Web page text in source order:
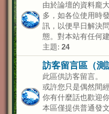
由於論壇的資料龐
多，如各位使用時
訊，以便早日解決
態。對本站有任何
主題: 24
訪客留言區（測
此區供訪客留言。
或許您只是偶然間
你有什麼話也歡迎
本區僅提供普通發